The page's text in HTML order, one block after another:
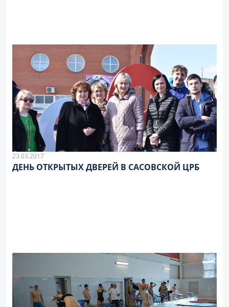
23.03.2017
ДЕНЬ ОТКРЫТЫХ ДВЕРЕЙ В САСОВСКОЙ ЦРБ